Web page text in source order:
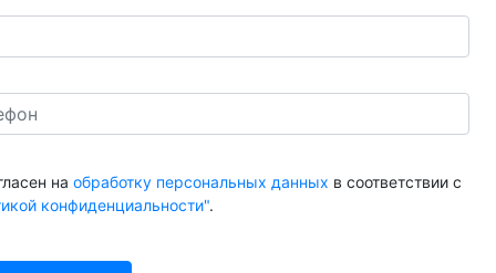
на обработку персональных данных в соответствии с
конфиденциальности".